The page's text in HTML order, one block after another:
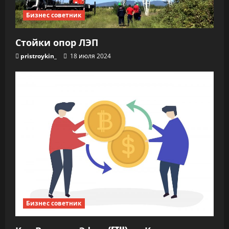
Бизнес советник
Стойки опор ЛЭП
pristroykin_ 18 июля 2024
Бизнес советник